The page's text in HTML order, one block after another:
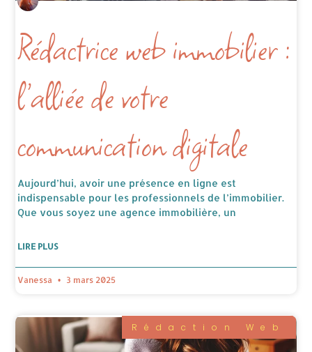
Rédactrice web immobilier :
l’alliée de votre
communication digitale
Aujourd’hui, avoir une présence en ligne est
indispensable pour les professionnels de l’immobilier.
Que vous soyez une agence immobilière, un
LIRE PLUS
Vanessa 3 mars 2025
Rédaction Web